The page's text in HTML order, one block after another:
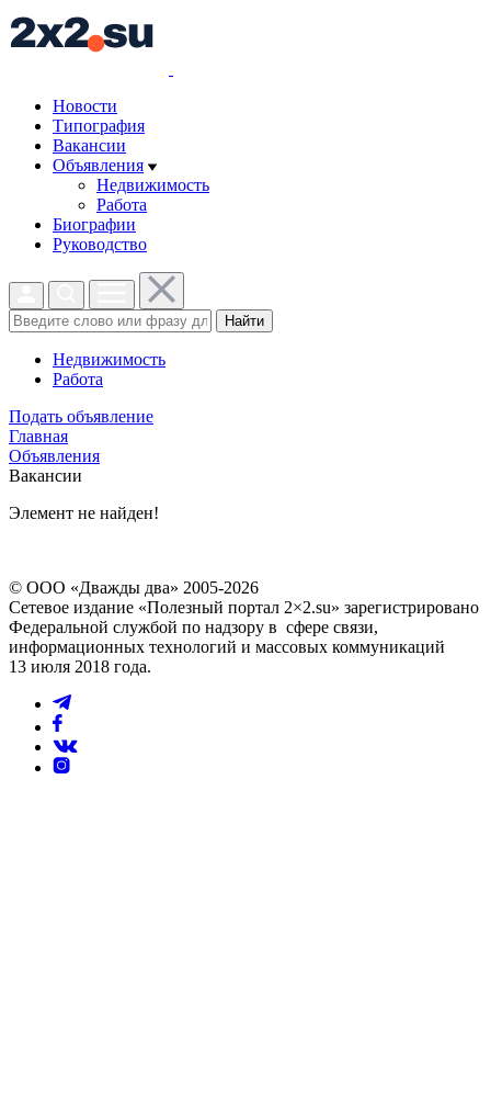
Новости
Типография
Вакансии
Объявления
Недвижимость
Работа
Биографии
Руководство
Найти
Недвижимость
Работа
Подать объявление
Главная
Объявления
Вакансии
Элемент не найден!
© ООО «Дважды два» 2005-2026
Сетевое издание «Полезный портал 2×2.su» зарегистрировано
Федеральной службой по надзору в сфере связи,
информационных технологий и массовых коммуникаций
13 июля 2018 года.